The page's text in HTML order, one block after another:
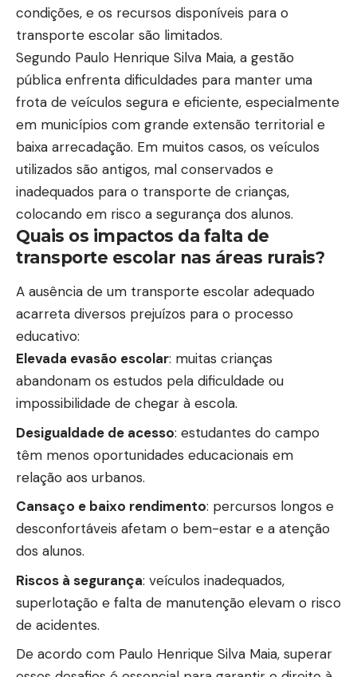
condições, e os recursos disponíveis para o
transporte escolar são limitados.
Segundo Paulo Henrique Silva Maia, a gestão
pública enfrenta dificuldades para manter uma
frota de veículos segura e eficiente, especialmente
em municípios com grande extensão territorial e
baixa arrecadação. Em muitos casos, os veículos
utilizados são antigos, mal conservados e
inadequados para o transporte de crianças,
colocando em risco a segurança dos alunos.
Quais os impactos da falta de
transporte escolar nas áreas rurais?
A ausência de um transporte escolar adequado
acarreta diversos prejuízos para o processo
educativo:
Elevada evasão escolar: muitas crianças
abandonam os estudos pela dificuldade ou
impossibilidade de chegar à escola.
Desigualdade de acesso: estudantes do campo
têm menos oportunidades educacionais em
relação aos urbanos.
Cansaço e baixo rendimento: percursos longos e
desconfortáveis afetam o bem-estar e a atenção
dos alunos.
Riscos à segurança: veículos inadequados,
superlotação e falta de manutenção elevam o risco
de acidentes.
De acordo com Paulo Henrique Silva Maia, superar